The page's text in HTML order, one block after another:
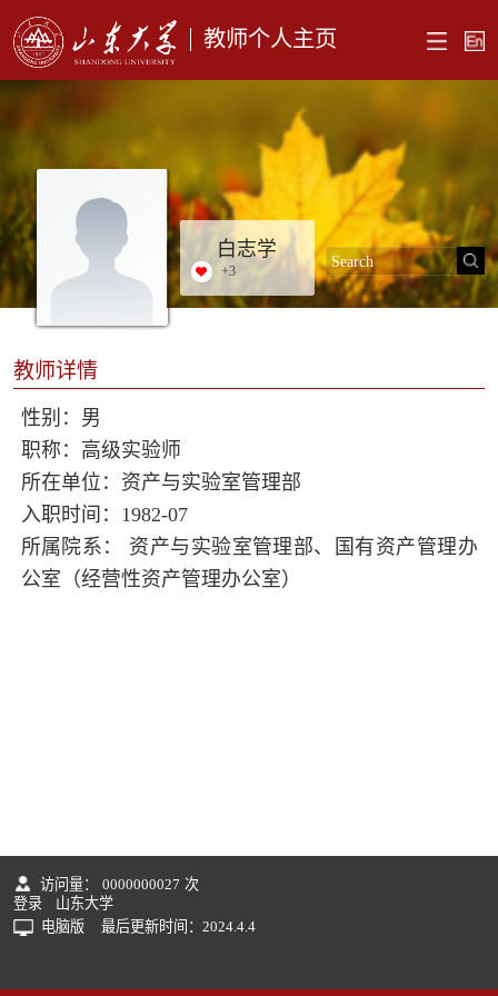
教师个人主页
白志学
+3
教师详情
性别：男
职称：高级实验师
所在单位：资产与实验室管理部
入职时间：1982-07
所属院系： 资产与实验室管理部、国有资产管理办
公室（经营性资产管理办公室）
访问量： 0000000027 次
登录
山东大学
电脑版
最后更新时间： 2024.4.4